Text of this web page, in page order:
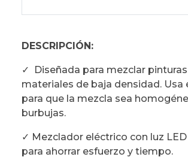
DESCRIPCIÓN:
✓ Diseñada para mezclar
materiales de baja densidad. Usa
para que la mezcla sea
burbujas.
✓ Mezclador eléctrico con luz
para ahorrar esfuerzo y tiempo.